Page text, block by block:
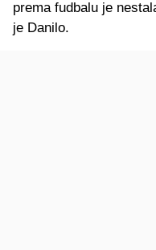
prema fudbalu je
je Danilo.